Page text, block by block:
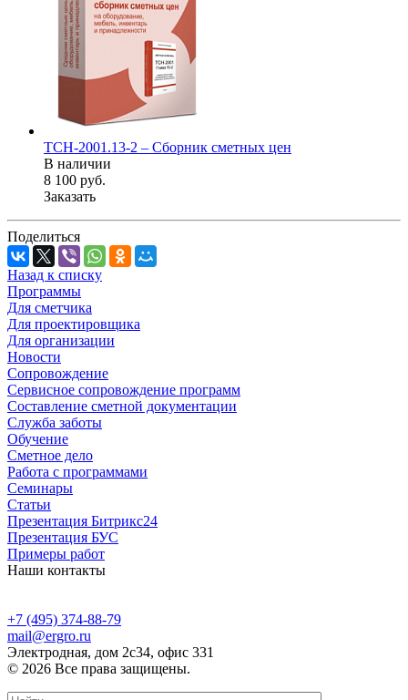
ТСН-2001.13-2 – Сборник сметных цен
В наличии
8 100 руб.
Заказать
Поделиться
Назад к списку
Программы
Для сметчика
Для проектировщика
Для организации
Новости
Сопровождение
Сервисное сопровождение программ
Составление сметной документации
Служба заботы
Обучение
Сметное дело
Работа с программами
Семинары
Статьи
Презентация Битрикс24
Презентация БУС
Примеры работ
Наши контакты
+7 (495) 374-88-79
mail@ergro.ru
Электродная, дом 2с34, офис 331
© 2026 Все права защищены.